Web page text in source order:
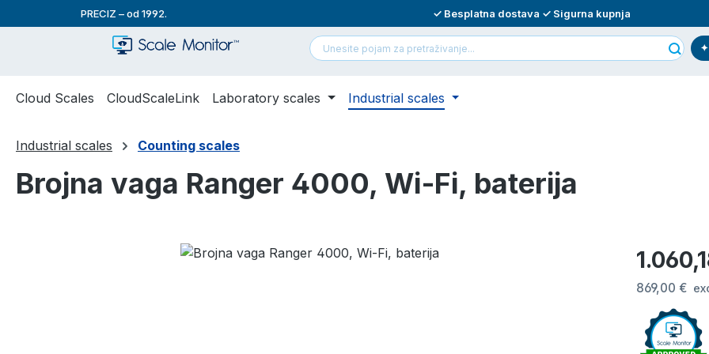
na glavni sadržaj
Preskoči na pretraživanje
Preskoči na glavnu navigaciju
PRECIZ – od 1992. ✓ Besplatna dostava ✓ Sigurna kupnja
Cloud Scales CloudScaleLink Laboratory scales Industrial scales
Industrial scales Counting scales
Brojna vaga Ranger 4000, Wi‑Fi, baterija
Redovna
869,00 €